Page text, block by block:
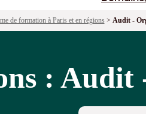
de formation à Paris et en régions> Audit -
: Audit